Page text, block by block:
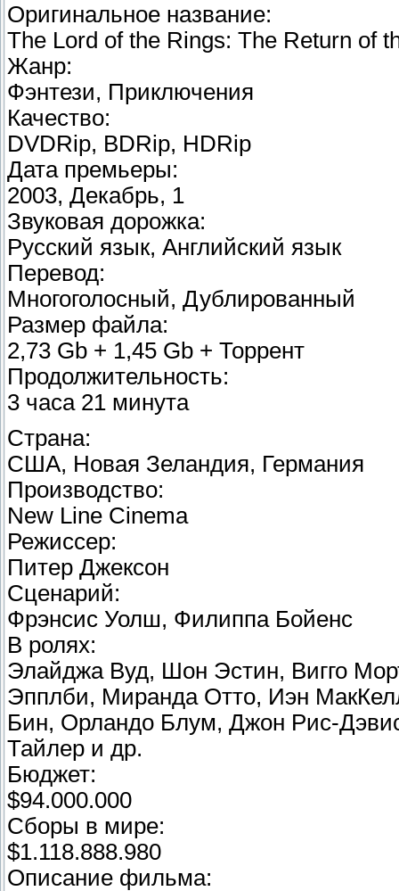
Оригинальное название:
The Lord of the Rings: The Return of
Жанр:
Фэнтези, Приключения
Качество:
DVDRip, BDRip, HDRip
Дата премьеры:
2003, Декабрь, 1
Звуковая дорожка:
Русский язык, Английский язык
Перевод:
Многоголосный, Дублированный
Размер файла:
2,73 Gb + 1,45 Gb + Торрент
Продолжительность:
3 часа 21 минута
Страна:
США, Новая Зеландия, Германия
Производство:
New Line Cinema
Режиссер:
Питер Джексон
Сценарий:
Фрэнсис Уолш, Филиппа Бойенс
В ролях:
Элайджа Вуд, Шон Эстин, Вигго
Эпплби, Миранда Отто, Иэн
Бин, Орландо Блум, Джон Рис-
Тайлер и др.
Бюджет:
$94.000.000
Сборы в мире:
$1.118.888.980
Описание фильма: